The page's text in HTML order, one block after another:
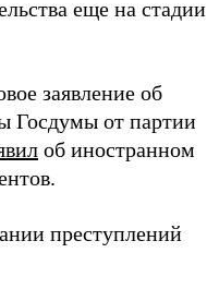
еще на стадии
заявление об
Госдумы от партии
об иностранном
преступлений